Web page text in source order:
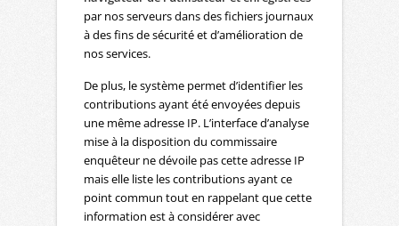
par nos serveurs dans des fichiers journaux
à des fins de sécurité et d’amélioration de
nos services.
De plus, le système permet d’identifier les
contributions ayant été envoyées depuis
une même adresse IP. L’interface d’analyse
mise à la disposition du commissaire
enquêteur ne dévoile pas cette adresse IP
mais elle liste les contributions ayant ce
point commun tout en rappelant que cette
information est à considérer avec